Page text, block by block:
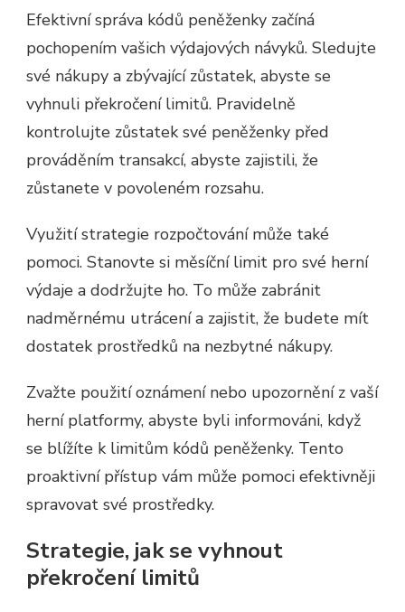
Efektivní správa kódů peněženky začíná
pochopením vašich výdajových návyků. Sledujte
své nákupy a zbývající zůstatek, abyste se
vyhnuli překročení limitů. Pravidelně
kontrolujte zůstatek své peněženky před
prováděním transakcí, abyste zajistili, že
zůstanete v povoleném rozsahu.
Využití strategie rozpočtování může také
pomoci. Stanovte si měsíční limit pro své herní
výdaje a dodržujte ho. To může zabránit
nadměrnému utrácení a zajistit, že budete mít
dostatek prostředků na nezbytné nákupy.
Zvažte použití oznámení nebo upozornění z vaší
herní platformy, abyste byli informováni, když
se blížíte k limitům kódů peněženky. Tento
proaktivní přístup vám může pomoci efektivněji
spravovat své prostředky.
Strategie, jak se vyhnout
překročení limitů